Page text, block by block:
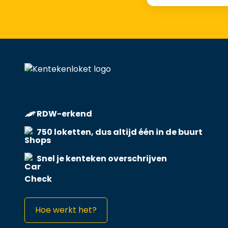
RDW-erkend
750 loketten, dus altijd één in de buurt
Snel je kenteken overschrijven
Hoe werkt het?